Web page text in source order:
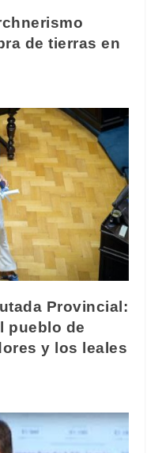
de tierras en
Provincial:
pueblo de
y los leales